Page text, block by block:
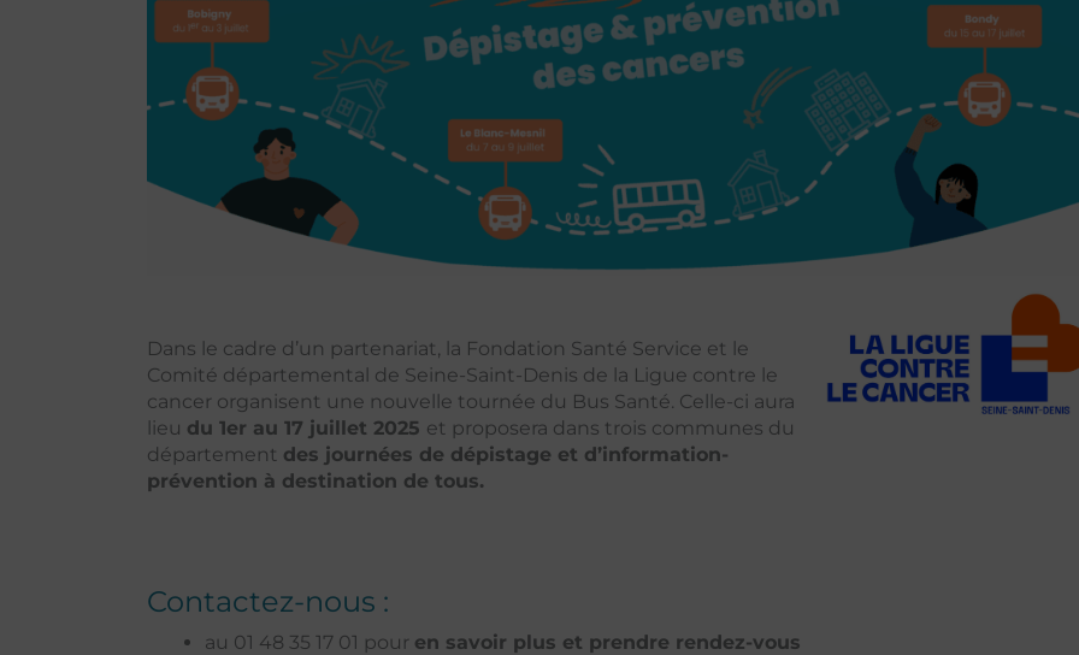
Dans le cadre d’un partenariat, la Fondation Santé Service et le
Comité départemental de Seine-Saint-Denis de la Ligue contre le
cancer organisent une nouvelle tournée du Bus Santé. Celle-ci aura
lieu du 1er au 17 juillet 2025 et proposera dans trois communes du
département des journées de dépistage et d’information-
prévention à destination de tous.
Contactez-nous :
au 01 48 35 17 01 pour en savoir plus et prendre rendez-vous